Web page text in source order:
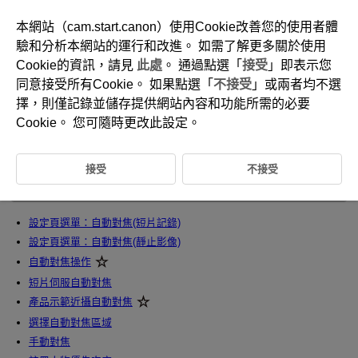
D388-127
自動對焦/驅動
設定頁選單：自動對焦(短片記錄)
設定頁選單：自動對焦(靜止影像)
自動對焦操作
短片伺服自動對焦
產品示範近攝自動對焦
選擇自動對焦區域
手動對焦
本網站（cam.start.canon）使用Cookie改善您的使用者體
驗和分析本網站的運行和改進。 如需了解更多關於使用
Cookie的資訊，請見 此處 。 通過點選「 接受 」即表示您
同意接受所有Cookie。 如果點選「 不接受 」或兩者均不選
擇，則僅記錄並儲存提供網站內容和功能所需的必要
Cookie。 您可隨時更改此設定。
接受 不接受